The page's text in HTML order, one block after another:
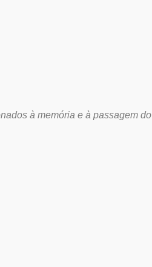
à memória e à passagem do